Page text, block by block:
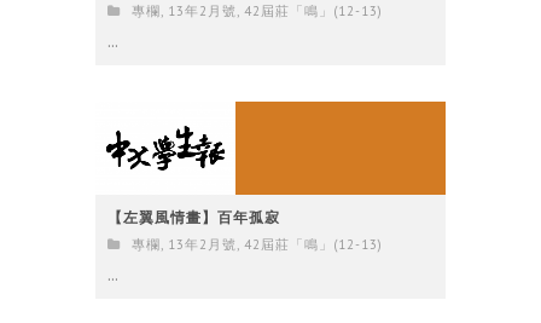
專欄 , 13年2月號 , 42屆莊「鳴」(12-13)
...
【左翼風情畫】百年孤寂
專欄 , 13年2月號 , 42屆莊「鳴」(12-13)
...